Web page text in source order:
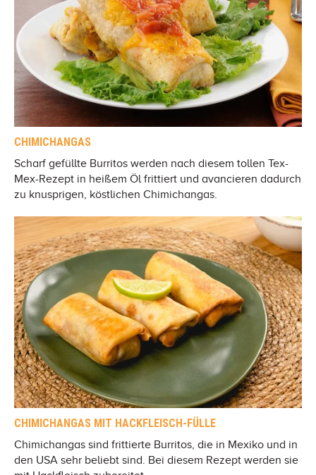
CHIMICHANGAS
Scharf gefüllte Burritos werden nach diesem tollen Tex-
Mex-Rezept in heißem Öl frittiert und avancieren dadurch
zu knusprigen, köstlichen Chimichangas.
CHIMICHANGAS MIT HACKFLEISCH-FÜLLE
Chimichangas sind frittierte Burritos, die in Mexiko und in
den USA sehr beliebt sind. Bei diesem Rezept werden sie